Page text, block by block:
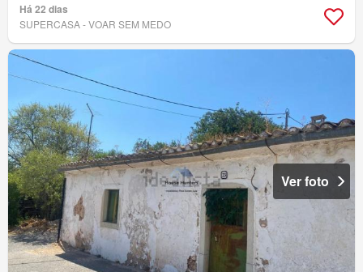
Há 22 dias
SUPERCASA - VOAR SEM MEDO
Ver foto